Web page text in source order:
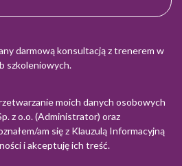
darmową konsultacją z trenerem w
szkoleniowych.
moich danych osobowych
z o.o. (Administrator) oraz
am się z Klauzulą Informacyjną
i akceptuję ich treść.